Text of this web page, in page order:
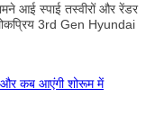
आई स्पाई तस्वीरों और रेंडर
3rd Gen Hyundai